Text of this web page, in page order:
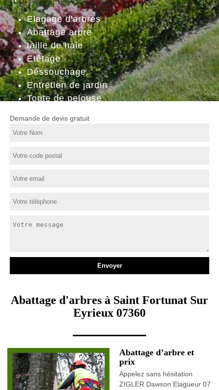
Elagage d'arbres
Abattage arbre
taille de haie
Etêtage
Déssouchage
Entretien de jardin
Tonte de pelouse
Demande de devis gratuit
Abattage d'arbres à Saint Fortunat Sur
Eyrieux 07360
Abattage d’arbre et
prix
Appelez sans hésitation
ZIGLER Dawson Elagueur 07